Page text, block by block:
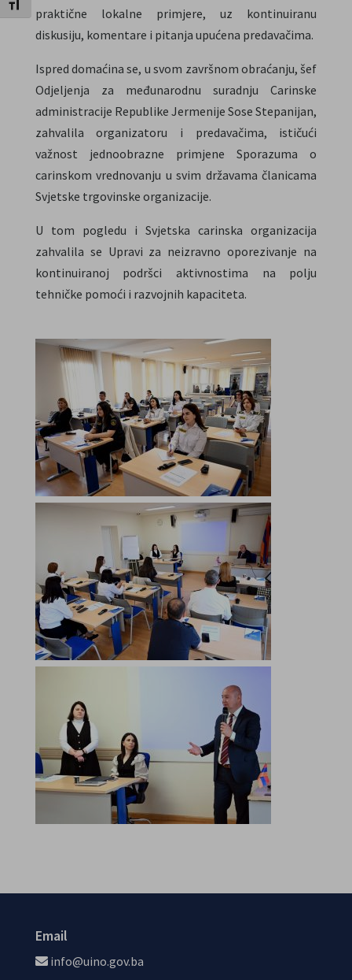
Uključi / isključi veličinu fonta
praktične lokalne primjere, uz kontinuiranu
diskusiju, komentare i pitanja upućena predavačima.
Ispred domaćina se, u svom završnom obraćanju, šef
Odjeljenja za međunarodnu suradnju Carinske
administracije Republike Jermenije Sose Stepanijan,
zahvalila organizatoru i predavačima, ističući
važnost jednoobrazne primjene Sporazuma o
carinskom vrednovanju u svim državama članicama
Svjetske trgovinske organizacije.
U tom pogledu i Svjetska carinska organizacija
zahvalila se Upravi za neizravno oporezivanje na
kontinuiranoj podršci aktivnostima na polju
tehničke pomoći i razvojnih kapaciteta.
Email
info@uino.gov.ba